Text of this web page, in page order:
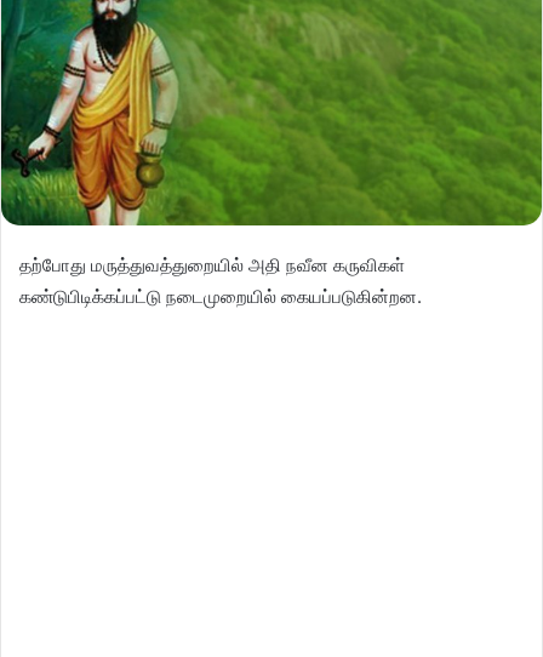
தற்போது மருத்துவத்துறையில் அதி நவீன கருவிகள்
கண்டுபிடிக்கப்பட்டு நடைமுறையில் கையப்படுகின்றன.